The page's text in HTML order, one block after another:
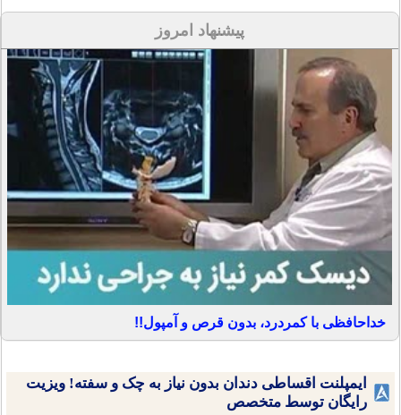
پیشنهاد امروز
خداحافظی با کمردرد، بدون قرص و آمپول!!
ایمپلنت اقساطی دندان بدون نیاز به چک و سفته! ویزیت
رایگان توسط متخصص